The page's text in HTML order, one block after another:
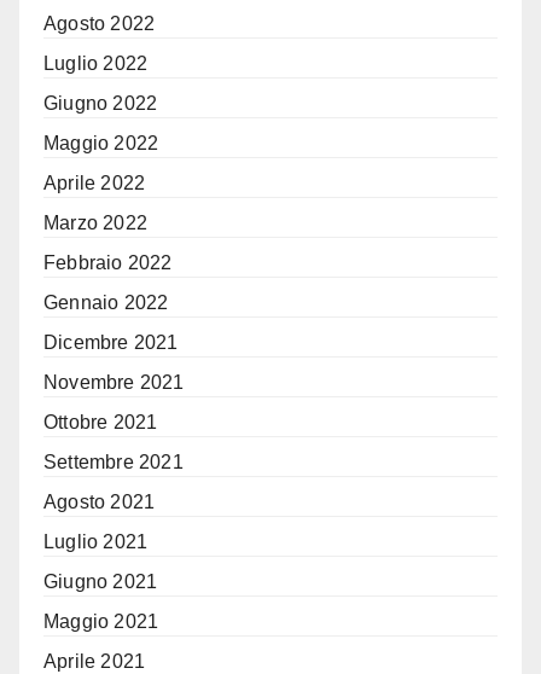
Agosto 2022
Luglio 2022
Giugno 2022
Maggio 2022
Aprile 2022
Marzo 2022
Febbraio 2022
Gennaio 2022
Dicembre 2021
Novembre 2021
Ottobre 2021
Settembre 2021
Agosto 2021
Luglio 2021
Giugno 2021
Maggio 2021
Aprile 2021